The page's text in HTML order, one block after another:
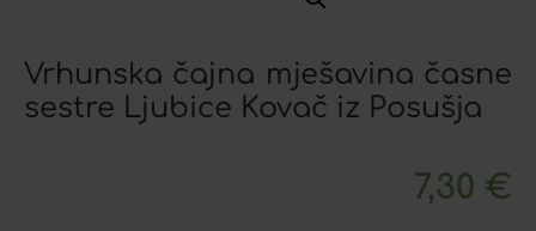
Vrhunska čajna mješavina časne
sestre Ljubice Kovač iz Posušja
7,30 €